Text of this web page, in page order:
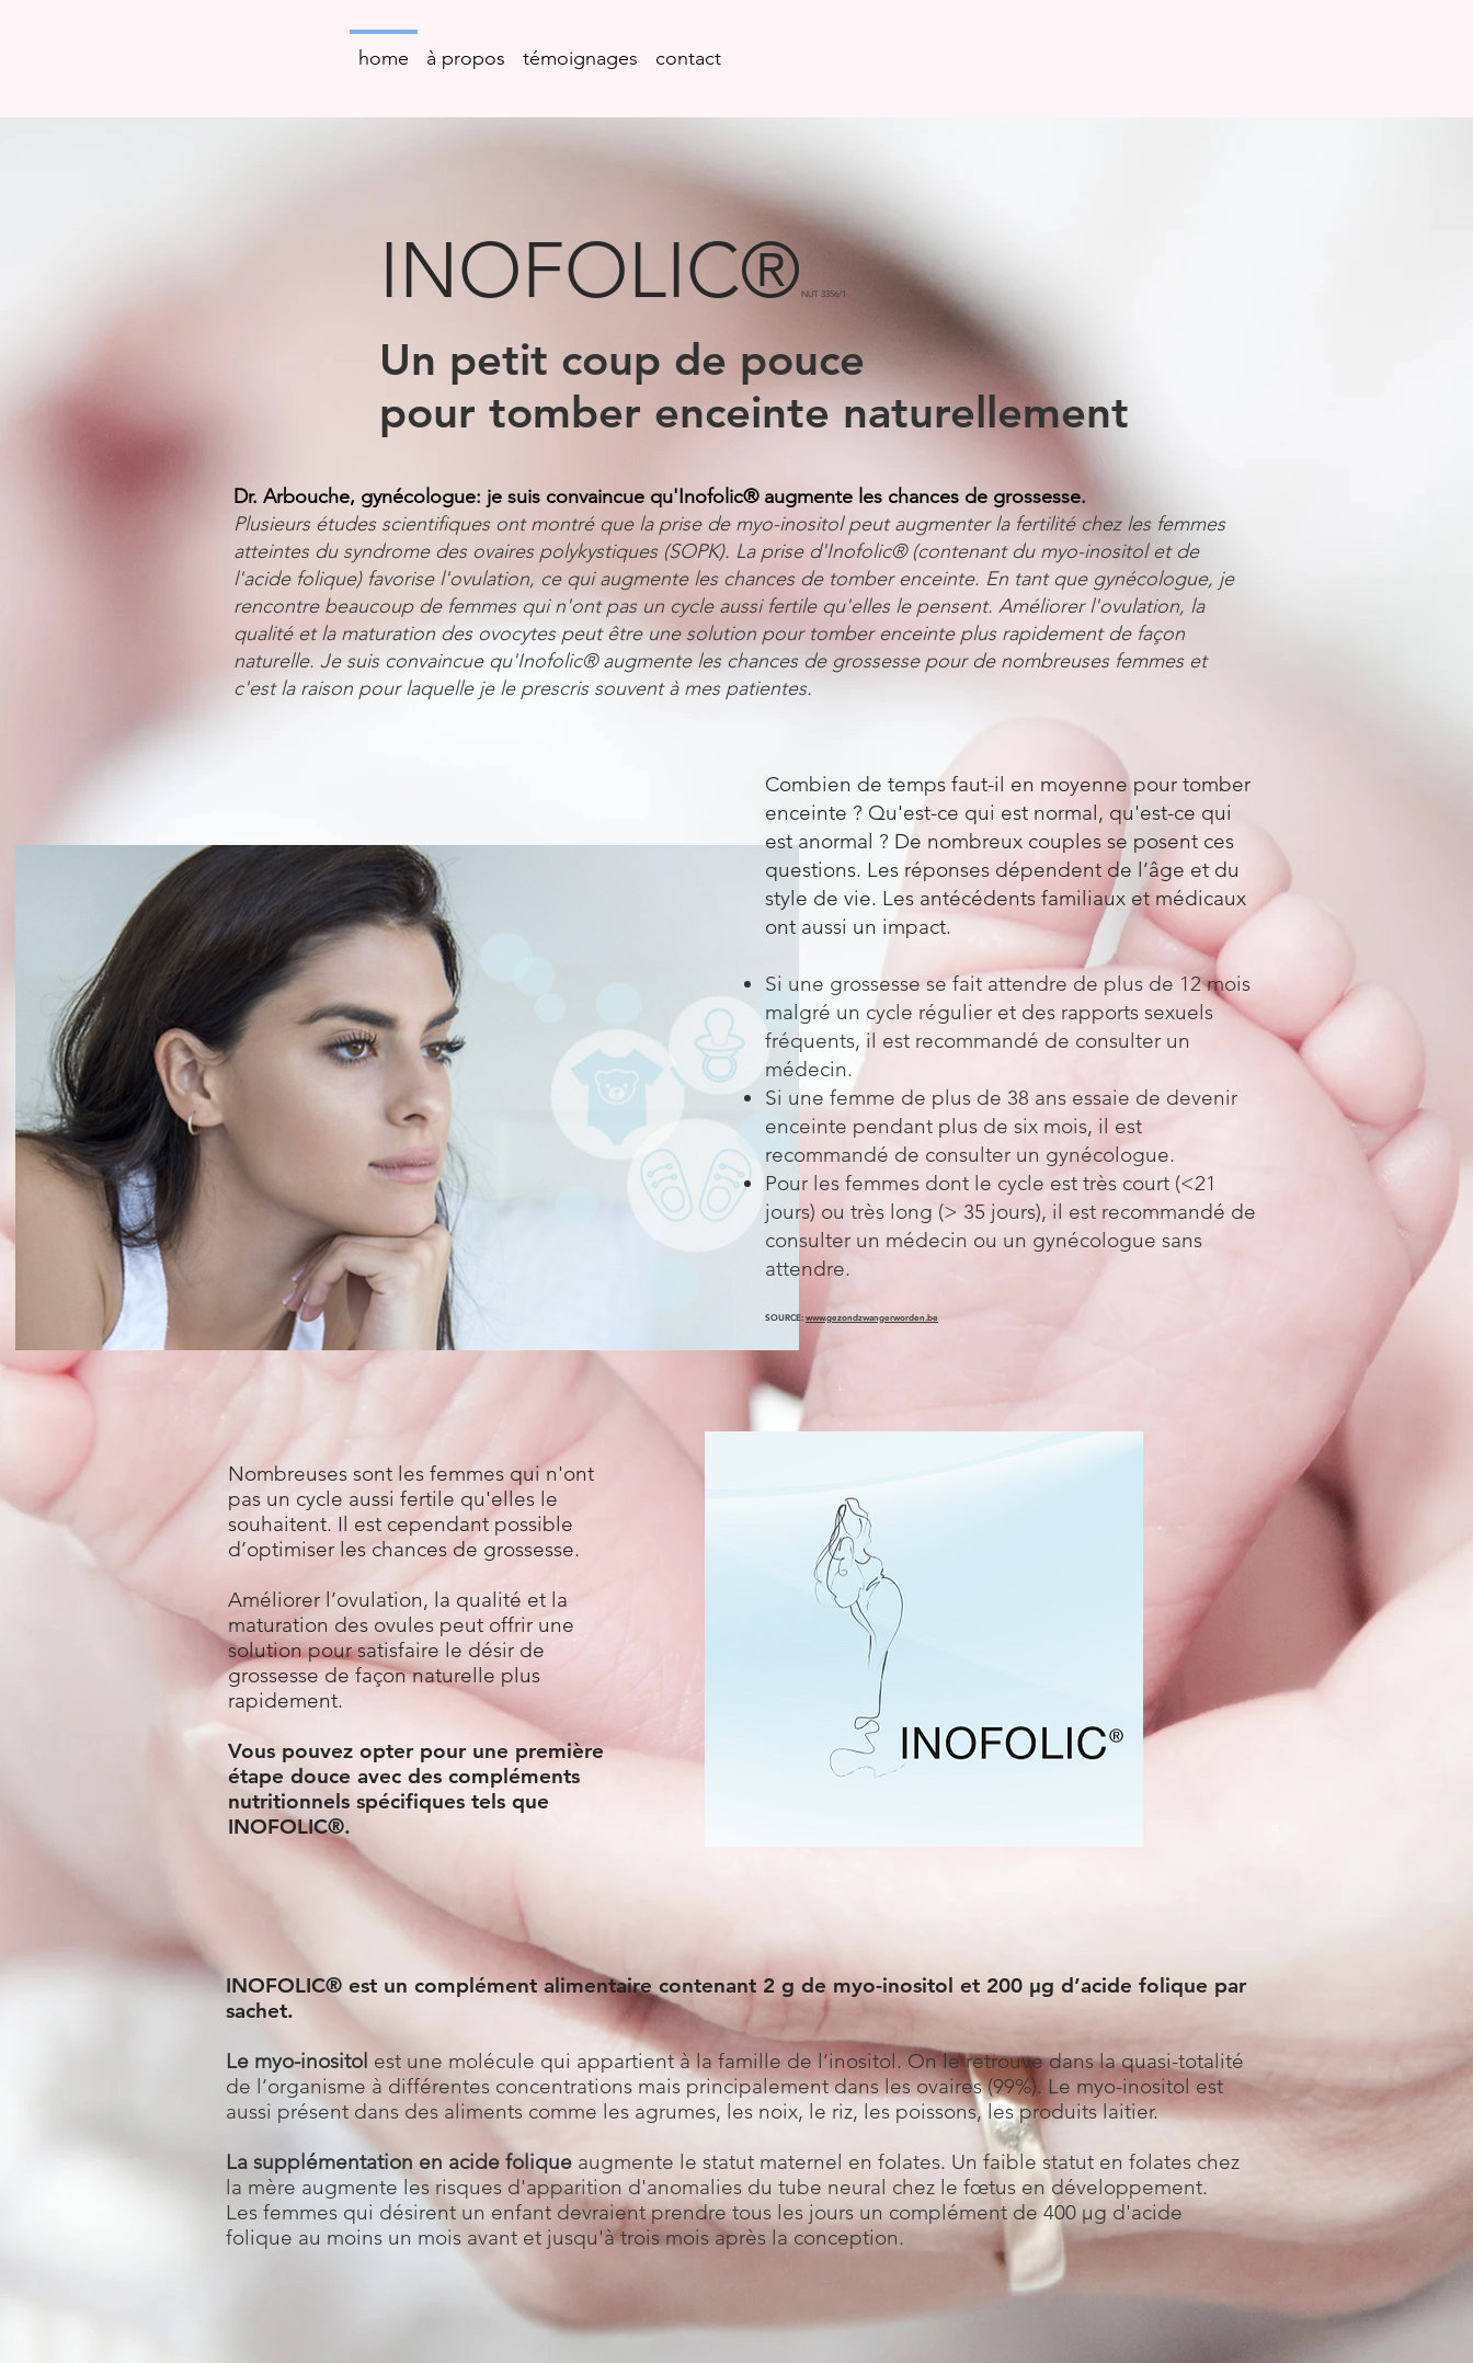
home à propos témoignages contact
INOFOLIC® NUT 3356/1
Un petit coup de pouce
pour tomber enceinte naturellement
Dr. Arbouche, gynécologue: je suis convaincue qu'Inofolic® augmente les chances de grossesse.
Plusieurs études scientifiques ont montré que la prise de myo-inositol peut augmenter la fertilité chez les femmes
atteintes du syndrome des ovaires polykystiques (SOPK). La prise d'Inofolic® (contenant du myo-inositol et de
l'acide folique) favorise l'ovulation, ce qui augmente les chances de tomber enceinte. En tant que gynécologue, je
rencontre beaucoup de femmes qui n'ont pas un cycle aussi fertile qu'elles le pensent. Améliorer l'ovulation, la
qualité et la maturation des ovocytes peut être une solution pour tomber enceinte plus rapidement de façon
naturelle. Je suis convaincue qu'Inofolic® augmente les chances de grossesse pour de nombreuses femmes et
c'est la raison pour laquelle je le prescris souvent à mes patientes.
Combien de temps faut-il en moyenne pour tomber
enceinte ? Qu'est-ce qui est normal, qu'est-ce qui
est anormal ? De nombreux couples se posent ces
questions. Les réponses dépendent de l’âge et du
style de vie. Les antécédents familiaux et médicaux
ont aussi un impact.
Si une grossesse se fait attendre de plus de 12 mois
malgré un cycle régulier et des rapports sexuels
fréquents, il est recommandé de consulter un
médecin.
Si une femme de plus de 38 ans essaie de devenir
enceinte pendant plus de six mois, il est
recommandé de consulter un gynécologue.
Pour les femmes dont le cycle est très court (<21
jours) ou très long (> 35 jours), il est recommandé de
consulter un médecin ou un gynécologue sans
attendre.
SOURCE: www.gezondzwangerworden.be
Nombreuses sont les femmes qui n'ont
pas un cycle aussi fertile qu'elles le
souhaitent. Il est cependant possible
d’optimiser les chances de grossesse.
Améliorer l’ovulation, la qualité et la
maturation des ovules peut offrir une
solution pour satisfaire le désir de
grossesse de façon naturelle plus
rapidement.
Vous pouvez opter pour une première
étape douce avec des compléments
nutritionnels spécifiques tels que
INOFOLIC®.
INOFOLIC® est un complément alimentaire contenant 2 g de myo-inositol et 200 µg d’acide folique par
sachet.
Le myo-inositol est une molécule qui appartient à la famille de l’inositol. On le retrouve dans la quasi-totalité
de l’organisme à différentes concentrations mais principalement dans les ovaires (99%). Le myo-inositol est
aussi présent dans des aliments comme les agrumes, les noix, le riz, les poissons, les produits laitier.
La supplémentation en acide folique augmente le statut maternel en folates. Un faible statut en folates chez
la mère augmente les risques d'apparition d'anomalies du tube neural chez le fœtus en développement.
Les femmes qui désirent un enfant devraient prendre tous les jours un complément de 400 µg d'acide
folique au moins un mois avant et jusqu'à trois mois après la conception.